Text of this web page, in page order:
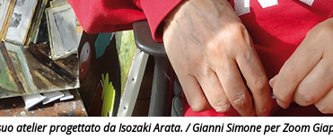
atelier progettato da Isozaki Arata. / Gianni Simone per Zoom